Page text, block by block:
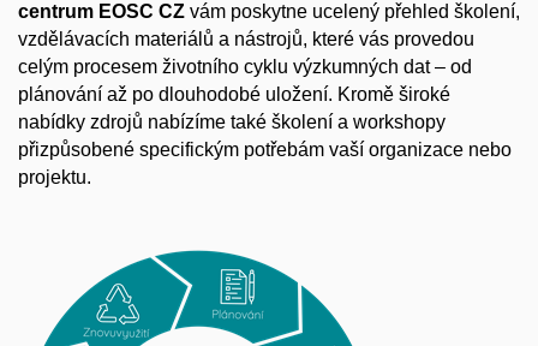
centrum EOSC CZ vám poskytne ucelený přehled školení,
vzdělávacích materiálů a nástrojů, které vás provedou
celým procesem životního cyklu výzkumných dat – od
plánování až po dlouhodobé uložení. Kromě široké
nabídky zdrojů nabízíme také školení a workshopy
přizpůsobené specifickým potřebám vaší organizace nebo
projektu.